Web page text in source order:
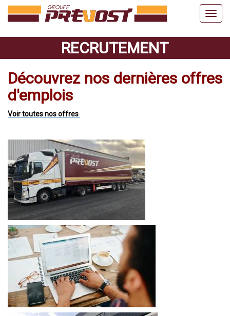
RECRUTEMENT
Découvrez nos dernières offres
d'emplois
Voir toutes nos offres